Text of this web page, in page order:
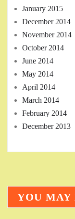
January 2015
December 2014
November 2014
October 2014
June 2014
May 2014
April 2014
March 2014
February 2014
December 2013
YOU MAY